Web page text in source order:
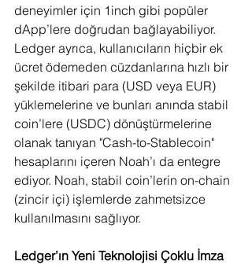
deneyimler için 1inch gibi popüler
dApp’lere doğrudan bağlayabiliyor.
Ledger ayrıca, kullanıcıların hiçbir ek
ücret ödemeden cüzdanlarına hızlı bir
şekilde itibari para (USD veya EUR)
yüklemelerine ve bunları anında stabil
coin’lere (USDC) dönüştürmelerine
olanak tanıyan "Cash-to-Stablecoin"
hesaplarını içeren Noah’ı da entegre
ediyor. Noah, stabil coin’lerin on-chain
(zincir içi) işlemlerde zahmetsizce
kullanılmasını sağlıyor.
Ledger’ın Yeni Teknolojisi Çoklu İmza